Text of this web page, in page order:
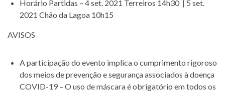
Horário Partidas – 4 set. 2021 Terreiros 14h30 | 5 set.
2021 Chão da Lagoa 10h15
AVISOS
A participação do evento implica o cumprimento rigoroso
dos meios de prevenção e segurança associados à doença
COVID-19 – O uso de máscara é obrigatório em todos os